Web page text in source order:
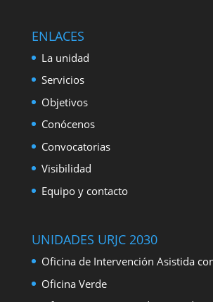
ENLACES
La unidad
Servicios
Objetivos
Conócenos
Convocatorias
Visibilidad
Equipo y contacto
UNIDADES URJC 2030
Oficina de Intervención Asistida
Oficina Verde